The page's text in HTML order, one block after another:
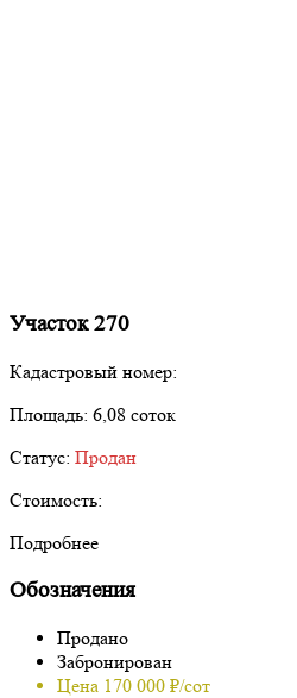
Участок 270
Кадастровый номер:
Площадь: 6,08 соток
Статус: Продан
Стоимость:
Подробнее
Обозначения
Продано
Забронирован
Цена 170 000 ₽/сот